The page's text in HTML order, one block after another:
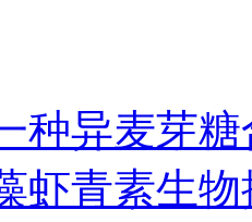
种异麦芽
虾青素生